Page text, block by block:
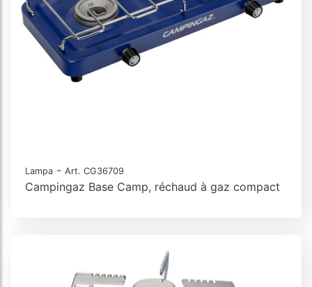
Lampa - Art. CG36709
Campingaz Base Camp, réchaud à gaz compact